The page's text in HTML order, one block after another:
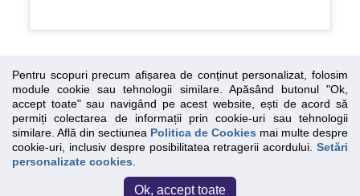
Sus
Certified Team - Toate drepturile rezervate | creat de
Essential SSL
Pentru scopuri precum afișarea de conținut personalizat, folosim
module cookie sau tehnologii similare. Apăsând butonul "Ok,
accept toate" sau navigând pe acest website, ești de acord să
permiți colectarea de informații prin cookie-uri sau tehnologii
similare. Află din sectiunea Politica de Cookies mai multe despre
cookie-uri, inclusiv despre posibilitatea retragerii acordului. Setări
personalizate cookies
Ok, accept toate